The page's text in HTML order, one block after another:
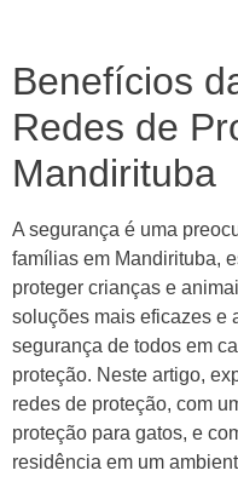
Benefícios
Redes de
Mandirituba
A segurança é uma
famílias em Mandirituba,
proteger crianças e
soluções mais eficazes e
segurança de todos em
proteção. Neste artigo,
redes de proteção, com
proteção para gatos, e
residência em um